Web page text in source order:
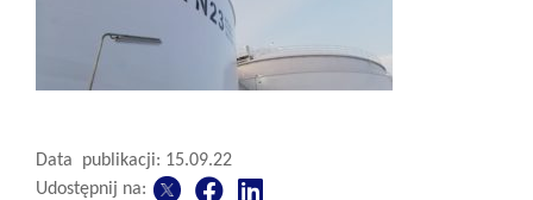
Data publikacji: 15.09.22
Udostępnij na: